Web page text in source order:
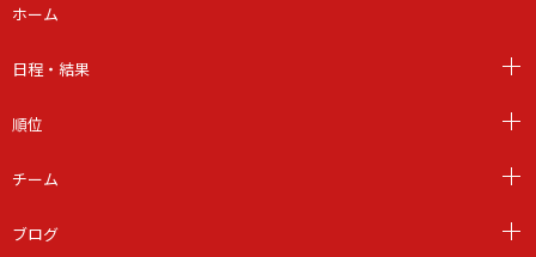
ホーム
日程・結果
順位
チーム
ブログ